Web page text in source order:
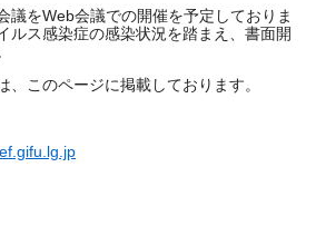
をWeb会議での開催を予定しておりま
ルス感染症の感染状況を踏まえ、書面開
このページに掲載しております。